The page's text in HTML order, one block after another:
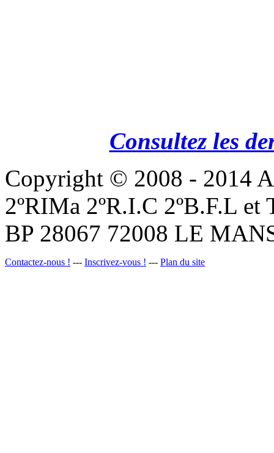
Consultez les
Copyright © 2008 - 2014
2ºRIMa 2ºR.I.C 2ºB.F.L
BP 28067 72008 LE
Contactez-nous ! --- Inscrivez-vous ! --- Plan du site